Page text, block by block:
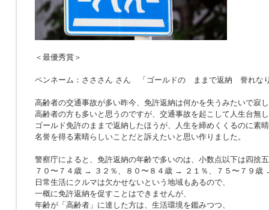
＜最優秀賞＞
ペンネーム：さささん さん 「ゴールドの ままで返納 誉れな
高齢者の交通事故が多い昨今、免許返納は何かを失うみたいで寂
高齢者の方も多いと思うのですが、交通事故を起こして人生台無
ゴールド免許のままで返納したほうが、人生を締めくくるのに素
名誉を得る素晴らしいことだと訴えたいと思い作りました。
警察庁によると、免許返納の年齢で多いのは、小数点以下は四捨
７０〜７４歳 → ３２％、８０〜８４歳 → ２１％、７５〜７９歳
日常生活にクルマは欠かせないという地域もあるので、
一概に免許返納を促すことはできませんが、
年齢が「高齢者」に達した方は、生活環境を鑑みつつ、